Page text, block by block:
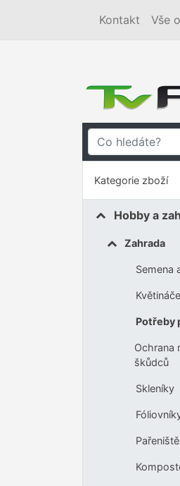
Kontakt Vše
Kategorie zboží
Hobby a
Zahrada
Semena
Potřeby
Ochrana
škůdců
Skleníky
Pařeniště